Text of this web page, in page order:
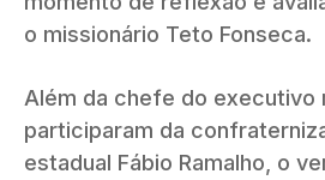
o missionário Teto Fonseca.
Além da chefe do executivo
participaram da
estadual Fábio Ramalho, o